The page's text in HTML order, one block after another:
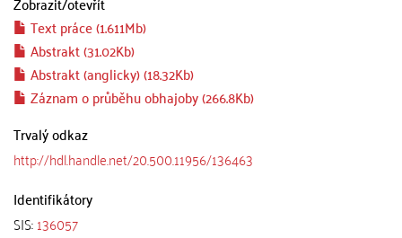
Text práce (1.611Mb)
Abstrakt (31.02Kb)
Abstrakt (anglicky) (18.32Kb)
Záznam o průběhu obhajoby (266.8Kb)
Trvalý odkaz
http://hdl.handle.net/20.500.11956/136463
Identifikátory
SIS:136057